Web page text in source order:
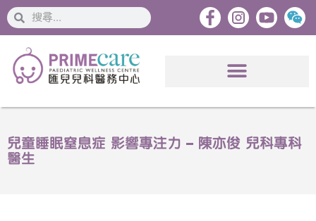
搜
索
搜
索
兒童睡眠窒息症 影響專注力 – 陳亦俊 兒科專科
醫生